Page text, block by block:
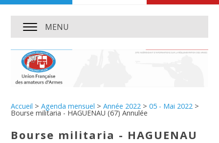
MENU
Accueil >Agenda mensuel >Année 2022 >05 - Mai 2022 >
Bourse militaria - HAGUENAU (67) Annulée
Bourse militaria - HAGUENAU